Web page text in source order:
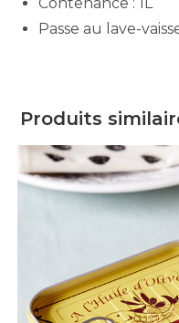
Passe au lave-
Produits